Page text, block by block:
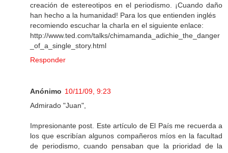
creación de estereotipos en el periodismo. ¡Cuando daño
han hecho a la humanidad! Para los que entienden inglés
recomiendo escuchar la charla en el siguiente enlace:
http://www.ted.com/talks/chimamanda_adichie_the_danger
_of_a_single_story.html
Responder
Anónimo 10/11/09, 9:23
Admirado "Juan",
Impresionante post. Este artículo de El País me recuerda a
los que escribían algunos compañeros míos en la facultad
de periodismo, cuando pensaban que la prioridad de la